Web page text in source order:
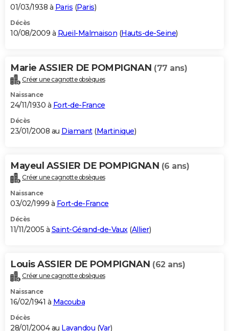
01/03/1938 à Paris (Paris)
Décès
10/08/2009 à Rueil-Malmaison (Hauts-de-Seine)
Marie ASSIER DE POMPIGNAN (77 ans)
Créer une cagnotte obsèques
Naissance
24/11/1930 à Fort-de-France
Décès
23/01/2008 au Diamant(Martinique)
Mayeul ASSIER DE POMPIGNAN (6 ans)
Créer une cagnotte obsèques
Naissance
03/02/1999 à Fort-de-France
Décès
11/11/2005 à Saint-Gérand-de-Vaux(Allier)
Louis ASSIER DE POMPIGNAN (62 ans)
Créer une cagnotte obsèques
Naissance
16/02/1941 à Macouba
Décès
28/01/2004 au Lavandou (Var)